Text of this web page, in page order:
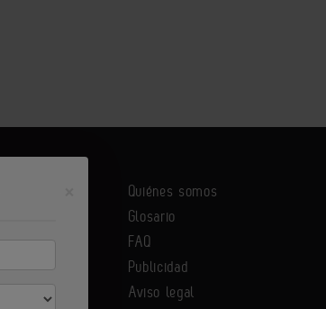
Quiénes somos
Glosario
FAQ
Publicidad
Aviso legal